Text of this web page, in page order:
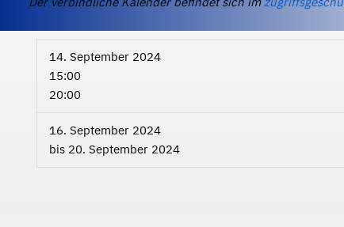
14. September 2024
15:00
20:00
16. September 2024
bis 20. September 2024